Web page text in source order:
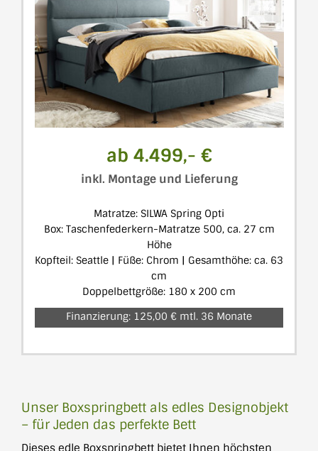
ab 4.499,- €
inkl. Montage und Lieferung
Matratze: SILWA Spring Opti
Box: Taschenfederkern-Matratze 500, ca. 27 cm
Höhe
Kopfteil: Seattle | Füße: Chrom | Gesamthöhe: ca. 63
cm
Doppelbettgröße: 180 x 200 cm
Finanzierung: 125,00 € mtl. 36 Monate
Unser Boxspringbett als edles Designobjekt
– für Jeden das perfekte Bett